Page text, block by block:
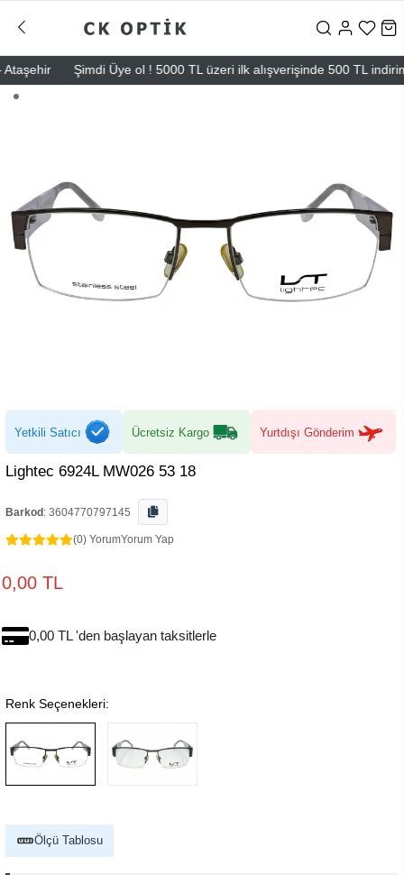
Şimdi Üye ol ! 5000 TL üzeri ilk alışverişinde 500 TL indirim
Yetkili Satıcı Ücretsiz Kargo Yurtdışı Gönderim
Lightec 6924L MW026 53 18
Barkod : 3604770797145
(0) YorumYorum Yap
0,00 TL
0,00 TL 'den başlayan taksitlerle
Renk Seçenekleri:
Ölçü Tablosu